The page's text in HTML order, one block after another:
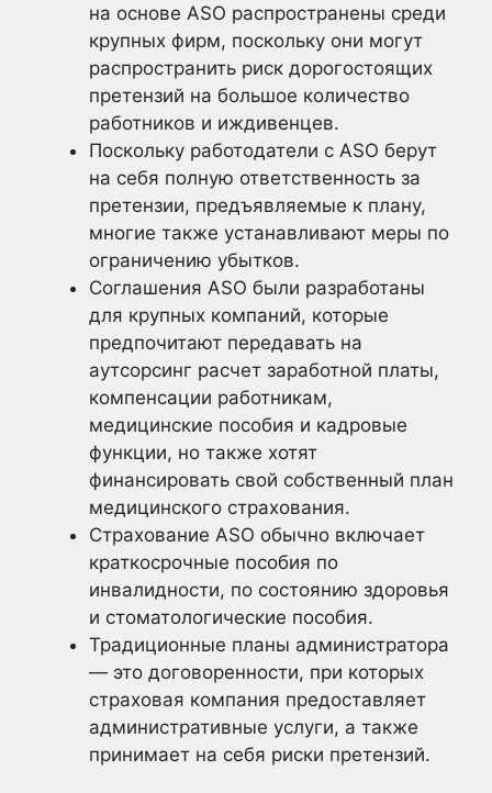
на основе ASO распространены среди
крупных фирм, поскольку они могут
распространить риск дорогостоящих
претензий на большое количество
работников и иждивенцев.
Поскольку работодатели с ASO берут
на себя полную ответственность за
претензии, предъявляемые к плану,
многие также устанавливают меры по
ограничению убытков.
Соглашения ASO были разработаны
для крупных компаний, которые
предпочитают передавать на
аутсорсинг расчет заработной платы,
компенсации работникам,
медицинские пособия и кадровые
функции, но также хотят
финансировать свой собственный план
медицинского страхования.
Страхование ASO обычно включает
краткосрочные пособия по
инвалидности, по состоянию здоровья
и стоматологические пособия.
Традиционные планы администратора
— это договоренности, при которых
страховая компания предоставляет
административные услуги, а также
принимает на себя риски претензий.